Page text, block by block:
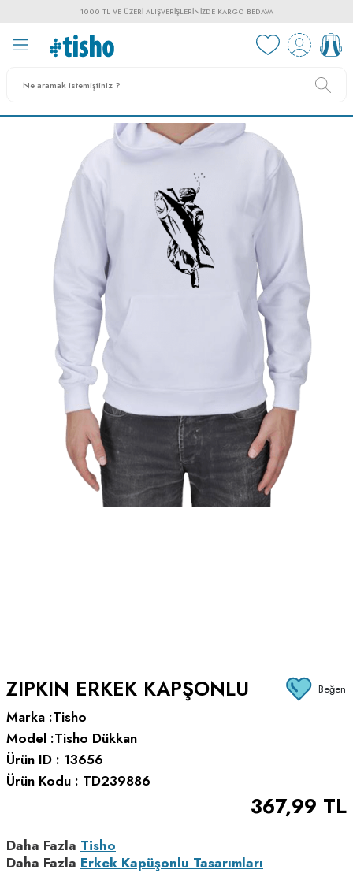
1000 TL VE ÜZERI ALIŞVERIŞLERINIZDE KARGO BEDAVA
ZIPKIN ERKEK KAPŞONLU Beğen
Marka :Tisho
Model :Tisho Dükkan
Ürün ID : 13656
Ürün Kodu : TD239886
367,99 TL
Daha Fazla Tisho
Daha Fazla Erkek Kapüşonlu Tasarımları